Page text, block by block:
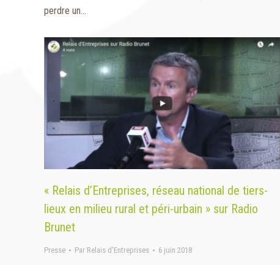
perdre un…
« Relais d’Entreprises, réseau national de tiers-
lieux en milieu rural et péri-urbain » sur Radio
Brunet
Presse Par Relais d'Entreprises 6 juin 2018